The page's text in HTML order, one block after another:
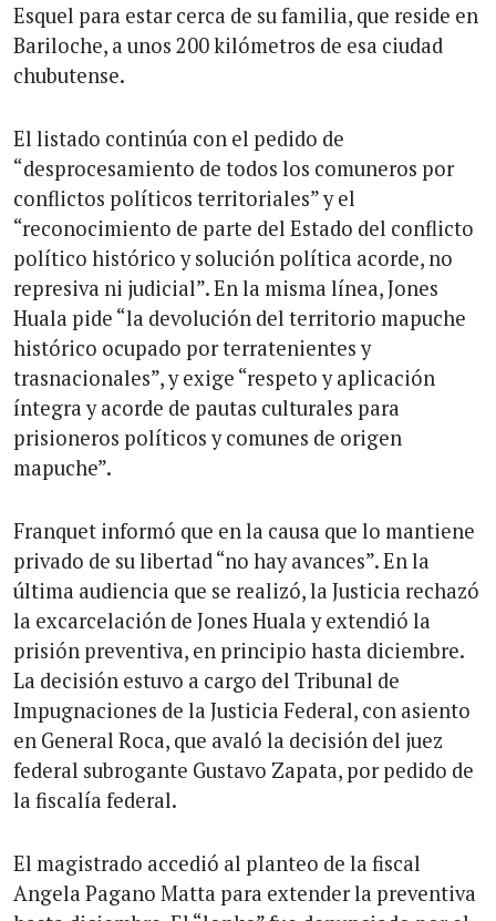
Esquel para estar cerca de su familia, que reside en
Bariloche, a unos 200 kilómetros de esa ciudad
chubutense.
El listado continúa con el pedido de
“desprocesamiento de todos los comuneros por
conflictos políticos territoriales” y el
“reconocimiento de parte del Estado del conflicto
político histórico y solución política acorde, no
represiva ni judicial”. En la misma línea, Jones
Huala pide “la devolución del territorio mapuche
histórico ocupado por terratenientes y
trasnacionales”, y exige “respeto y aplicación
íntegra y acorde de pautas culturales para
prisioneros políticos y comunes de origen
mapuche”.
Franquet informó que en la causa que lo mantiene
privado de su libertad “no hay avances”. En la
última audiencia que se realizó, la Justicia rechazó
la excarcelación de Jones Huala y extendió la
prisión preventiva, en principio hasta diciembre.
La decisión estuvo a cargo del Tribunal de
Impugnaciones de la Justicia Federal, con asiento
en General Roca, que avaló la decisión del juez
federal subrogante Gustavo Zapata, por pedido de
la fiscalía federal.
El magistrado accedió al planteo de la fiscal
Angela Pagano Matta para extender la preventiva